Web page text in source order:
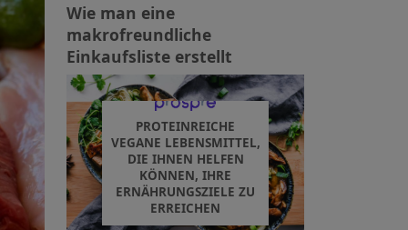
Wie man eine
makrofreundliche
Einkaufsliste erstellt
PROTEINREICHE
VEGANE LEBENSMITTEL,
DIE IHNEN HELFEN
KÖNNEN, IHRE
ERNÄHRUNGSZIELE ZU
ERREICHEN